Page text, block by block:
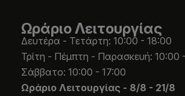
Ωράριο Λειτουργίας
Δευτέρα - Τετάρτη: 10:00 - 18:00
Τρίτη - Πέμπτη - Παρασκευή: 10:00
Σάββατο: 10:00 - 17:00
Ωράριο Λειτουργίας - 8/8 - 21/8